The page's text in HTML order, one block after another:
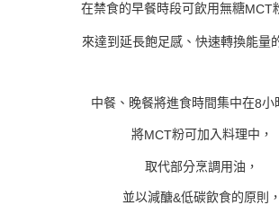
在禁食的早餐時段可飲用無糖MCT
來達到延長飽足感、快速轉換能量
中餐、晚餐將進食時間集中在8小
將MCT粉可加入料理中，
取代部分烹調用油，
並以減醣&低碳飲食的原則，